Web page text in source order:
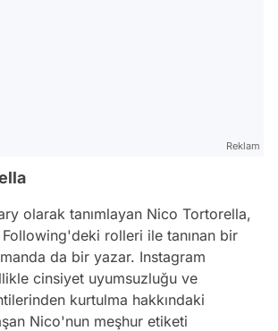
Reklam
olarak tanımlayan Nico Tortorella,
rolleri ile tanınan bir
da bir yazar. Instagram
cinsiyet uyumsuzluğu ve
kurtulma hakkındaki
Nico'nun meşhur etiketi